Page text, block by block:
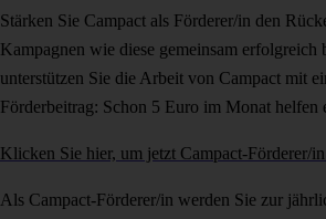
Stärken Sie Campact als Förderer/in den
Kampagnen wie diese gemeinsam erfolgreich
unterstützen Sie die Arbeit von Campact mit
Förderbeitrag: Schon 5 Euro im Monat helfen
Klicken Sie hier, um jetzt Campact-Förderer/
Als Campact-Förderer/in werden Sie zur